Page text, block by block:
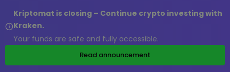
Kriptomat is closing – Continue crypto investing with
Kraken.
Your funds are safe and fully accessible.
Read announcement